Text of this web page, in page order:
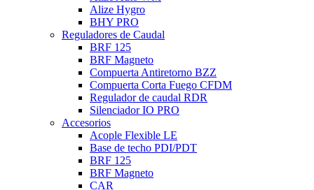
Alize Hygro
BHY PRO
Reguladores de Caudal
BRF 125
BRF Magneto
Compuerta Antiretorno BZZ
Compuerta Corta Fuego CFDM
Regulador de caudal RDR
Silenciador IO PRO
Accesorios
Acople Flexible LE
Base de techo PDI/PDT
BRF 125
BRF Magneto
CAR